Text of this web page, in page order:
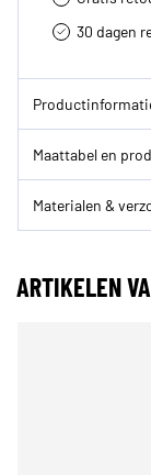
30 dagen
Maattabel en
Materialen &
ARTIKELEN